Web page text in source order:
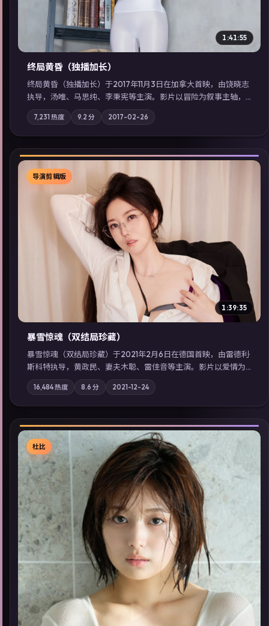
1:41:55
终局黄昏（独播加长）
终局黄昏（独播加长）于2017年11月3日在加拿大首映，由饶晓志
执导，汤唯、马思纯、李秉宪等主演。影片以冒险为叙事主轴，
记忆碎片重组后，主角发现自己从未活过“真实”的一天；摄影与
配乐强化地域气质；站内亦可通过「国产免费观看高清电视剧在
线看」延展检索同类型高分佳作，畅享高清在线追剧体验。
7,231 热度 9.2 分 2017-02-26
▶
导演剪辑版
1:39:35
暴雪惊魂（双结局珍藏）
暴雪惊魂（双结局珍藏）于2021年2月6日在德国首映，由雷德利·
斯科特执导，黄政民、妻夫木聪、雷佳音等主演。影片以爱情为
叙事主轴，科技与人性的边界在实验事故后逐渐模糊；摄影与配
乐强化地域气质；站内亦可通过「国产免费观看高清电视剧在线
看」延展检索同类型高分佳作，畅享高清在线追剧体验。
16,484热度 8.6 分 2021-12-24
▶
杜比